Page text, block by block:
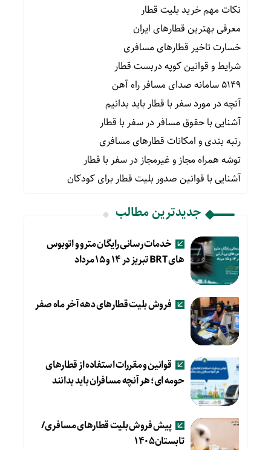
نکات مهم خرید بلیت قطار
معرفی بهترین قطارهای ایران
خسارت تاخیر قطارهای مسافری
شرایط و قوانین کوپه دربست قطار
۵۱۴۹ سامانه صدای مسافر راه آهن
آنچه در مورد سفر با قطار باید بدانیم
آشنایی با حقوق مسافر در سفر با قطار
رتبه بندی و امکانات قطارهای مسافری
توشه همراه مجاز و غیرمجاز در سفر با قطار
آشنایی با قوانین صدور بلیت قطار برای کودکان
جدیدترین مطالب
خدمات رسانی رایگان مترو و اتوبوس
های BRT تبریز در ۱۴ و ۱۵ مرداد
فروش بلیت قطارهای دهه آخر ماه صفر
قوانین و مقررات استفاده از قطارهای
حومه ای؛ هر آنچه مسافران باید بدانند
پیش فروش بلیت قطارهای مسافری/
تابستان۱۴۰۵